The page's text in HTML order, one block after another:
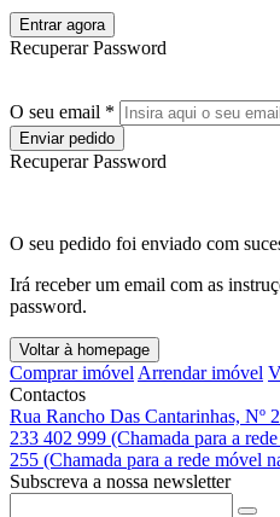
Entrar agora
Recuperar Password
O seu email *
Enviar pedido
Recuperar Password
O seu pedido foi enviado com
Irá receber um email com as
password.
Voltar à homepage
Comprar imóvel Arrendar imóvel
Contactos
Rua Rancho Das Cantarinhas, Nº
233 402 999 (Chamada para a
255 (Chamada para a rede móvel
Subscreva a nossa newsletter